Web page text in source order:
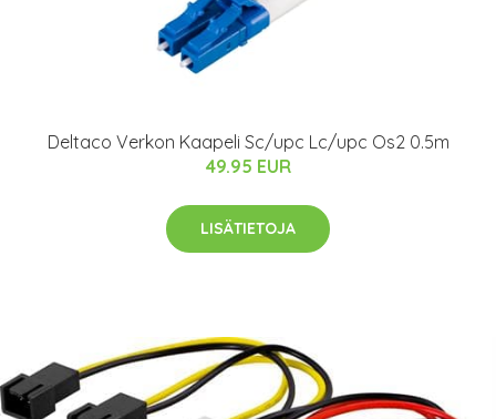
Deltaco Verkon Kaapeli Sc/upc Lc/upc Os2 0.5m
49.95 EUR
LISÄTIETOJA